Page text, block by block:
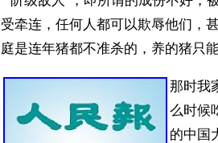
受牵连，任何人都可以欺辱他们，
庭是连年猪都不准杀的，养的猪只能
那时我
么时候
的中国